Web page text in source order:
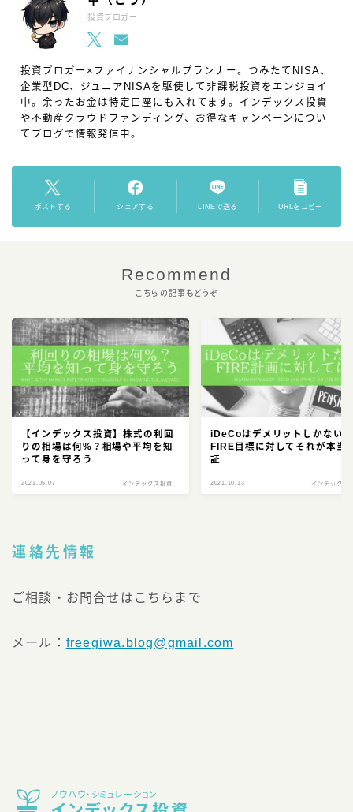
投資ブロガー
投資ブロガー×ファイナンシャルプランナー。つみたてNISA、
企業型DC、ジュニアNISAを駆使して非課税投資をエンジョイ
中。余ったお金は特定口座にも入れてます。インデックス投資
や不動産クラウドファンディング、お得なキャンペーンについ
てブログで情報発信中。
ポストする シェアする LINEで送る URLをコピー
Recommend
こちらの記事もどうぞ
【インデックス投資】株式の利回
りの相場は何%？相場や平均を知
って身を守ろう
2021.05.07 インデックス投資
iDeCoはデメリットしかない
FIRE目標に対してそれが本当
証
2021.10.13 インデックス
連絡先情報
ご相談・お問合せはこちらまで
メール： freegiwa.blog@gmail.com
ノウハウ・シミュレーション